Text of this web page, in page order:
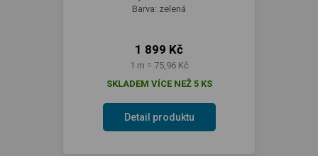
Barva: zelená
1 899 Kč
1 m = 75,96 Kč
SKLADEM VÍCE NEŽ 5 KS
Detail produktu